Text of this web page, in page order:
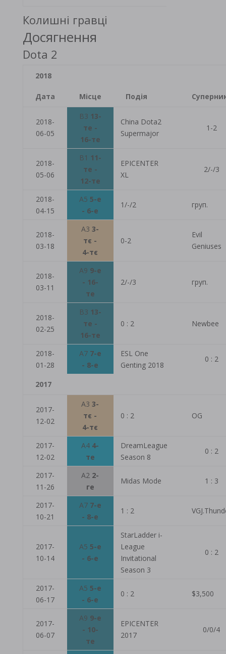
Колишні гравці
Досягнення
Dota 2
2018
Дата Місце Подія
2018-
06-05
B3 13-
те -
16-те
China Dota2
Supermajor
1-2
2018-
05-06
B1 11-
те -
12-те
EPICENTER
XL
2/-/3
2018-
04-15
A5 5-е
- 6-е
1/-/2 груп.
2018-
03-18
A33-
тє -
4-тє
0-2
Evil
Geniuses
2018-
03-11
A9 9-е
- 16-
те
2/-/3 груп.
2018-
02-25
B3 13-
те -
16-те
0 : 2 Newbee
2018-
01-28
A7 7-е
- 8-е
ESL One
Genting 2018
0 : 2
2017
2017-
12-02
A33-
тє -
4-тє
0 : 2 OG
2017-
12-02
A4 4-
те
DreamLeague
Season 8
0 : 2
2017-
11-26
A2 2-
ге
Midas Mode 1 : 3
2017-
10-21
A7 7-е
- 8-е
1 : 2
2017-
10-14
A5 5-е
- 6-е
StarLadder i-
League
Invitational
Season 3
0 : 2
2017-
06-17
A5 5-е
- 6-е
0 : 2 $3,500
2017-
06-07
A9 9-е
- 10-
те
EPICENTER
2017
0/0/4